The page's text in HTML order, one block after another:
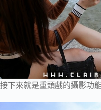
接下來就是重頭戲的攝影功能